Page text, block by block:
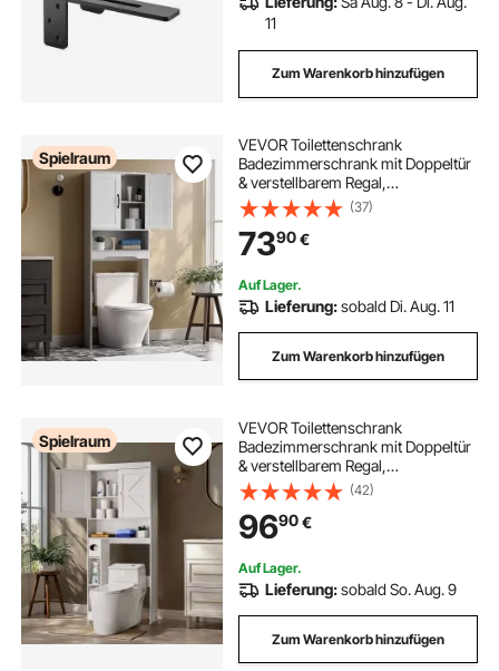
11
Zum Warenkorb hinzufügen
Spielraum
VEVOR Toilettenschrank
Badezimmerschrank mit Doppeltür
& verstellbarem Regal,
platzsparender 3-stöckiger
Badschrank über der Toilette mit
offenem Regal, 600x210x1651 mm
Aufbewahrungsschrank Weiß
(37)
7390€
Auf Lager.
Lieferung:sobald Di. Aug. 11
Zum Warenkorb hinzufügen
Spielraum
VEVOR Toilettenschrank
Badezimmerschrank mit Doppeltür
& verstellbarem Regal,
platzsparender 3-stöckiger
Badschrank über der Toilette mit
offenem Regal, 1713x815x195 mm
Aufbewahrungsschrank Weiß
(42)
9690€
Auf Lager.
Lieferung:sobald So. Aug. 9
Zum Warenkorb hinzufügen